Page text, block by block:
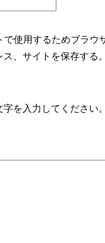
で使用するためブラウ
、サイトを保存する。
字を入力してください。